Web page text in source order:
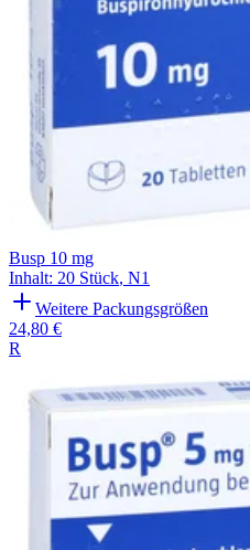
Busp 10 mg
Inhalt: 20 Stück, N1
Weitere Packungsgrößen
24,80 €
R